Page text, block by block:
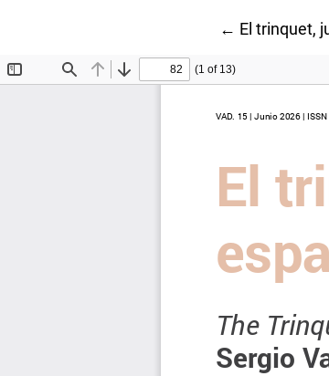
← Volver a
El trinquet,